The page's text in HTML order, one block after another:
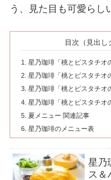
う、見た目も可愛らし
目次（見出し
星乃珈琲「桃とピスタチオ
星乃珈琲「桃とピスタチオ
星乃珈琲「桃とピスタチオ
星乃珈琲「桃とピスタチオ
夏メニュー 関連記事
星乃珈琲のメニュー表
星乃
ス＆